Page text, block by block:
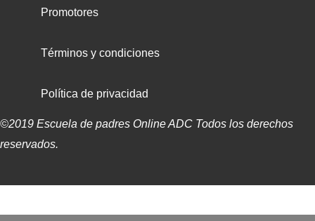
Promotores
Términos y condiciones
Política de privacidad
©2019 Escuela de padres Online ADC Todos los derechos
reservados.